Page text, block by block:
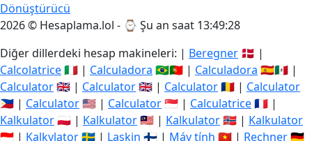
Dönüştürücü
2026 © Hesaplama.lol - ⌚ Şu an saat 13:49:28
Diğer dillerdeki hesap makineleri: | Beregner 🇩🇰 |
Calcolatrice🇮🇹 | Calculadora 🇧🇷🇵🇹 | Calculadora 🇪🇸🇲🇽 |
Calculator🇬🇧 | Calculator🇬🇧 | Calculator🇷🇴 | Calculator
🇵🇭 | Calculator🇺🇸 | Calculator🇸🇬 | Calculatrice🇫🇷 |
Kalkulator🇵🇱 | Kalkulator🇲🇾 | Kalkulator🇳🇴 | Kalkulator
🇮🇩 | Kalkylator🇸🇪 | Laskin 🇫🇮 | Máy tính 🇻🇳 | Rechner🇩🇪